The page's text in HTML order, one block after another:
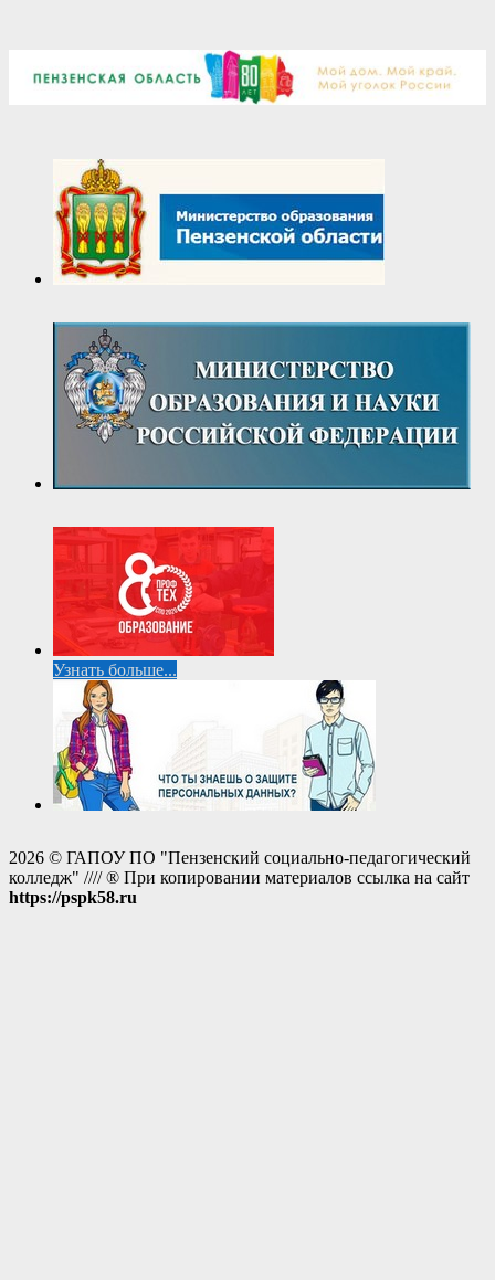
Узнать больше...
2026 © ГАПОУ ПО "Пензенский социально-педагогический
колледж" //// ® При копировании материалов ссылка на сайт
https://pspk58.ru